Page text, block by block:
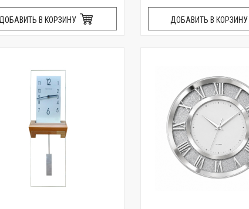
В КОРЗИНУ ДОБАВИТЬ В КОРЗИНУ